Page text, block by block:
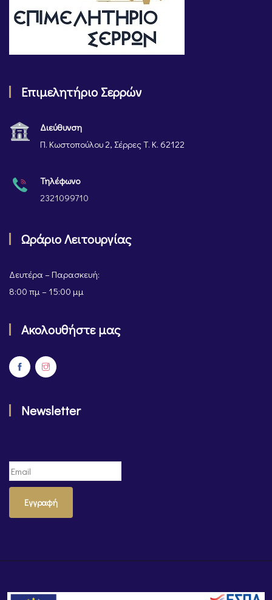
Επιμελητήριο Σερρών
Διεύθυνση
Π. Κωστοπούλου 2, Σέρρες Τ. Κ. 62122
Τηλέφωνο
2321099710
Ωράριο Λειτουργίας
Δευτέρα – Παρασκευή:
8:00 πμ – 15:00 μμ
Ακολουθήστε μας
Newsletter
Εγγραφή